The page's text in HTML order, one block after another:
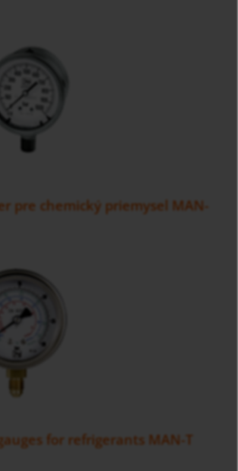
pre chemický priemysel MAN-
for refrigerants MAN-T